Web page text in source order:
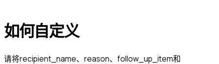
如何自定义
请将recipient_name、reason、follow_up_item和